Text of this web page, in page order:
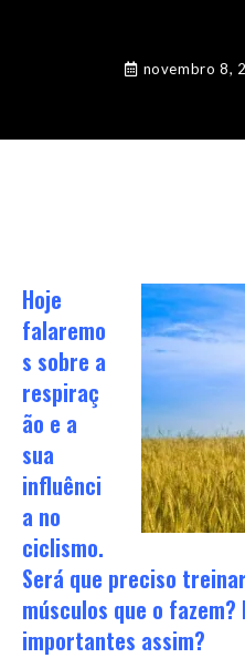
novembro 8,
Hoje
falaremo
s sobre a
respiraç
ão e a
sua
influênci
a no
ciclismo.
Será que preciso
músculos que o
importantes assim?